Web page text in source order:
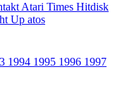
Atari Times Hitdisk
Up atos
1994 1995 1996 1997